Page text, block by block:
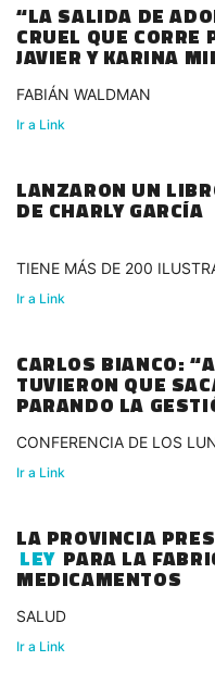
“LA SALIDA DE
CRUEL QUE CORRE
JAVIER Y KARINA
FABIÁN WALDMAN
Ir a Link
LANZARON UN
DE CHARLY GARCÍA
TIENE MÁS DE 200
Ir a Link
CARLOS BIANCO:
TUVIERON QUE
PARANDO LA
CONFERENCIA DE LOS
Ir a Link
LA PROVINCIA
LEY PARA LA
MEDICAMENTOS
SALUD
Ir a Link